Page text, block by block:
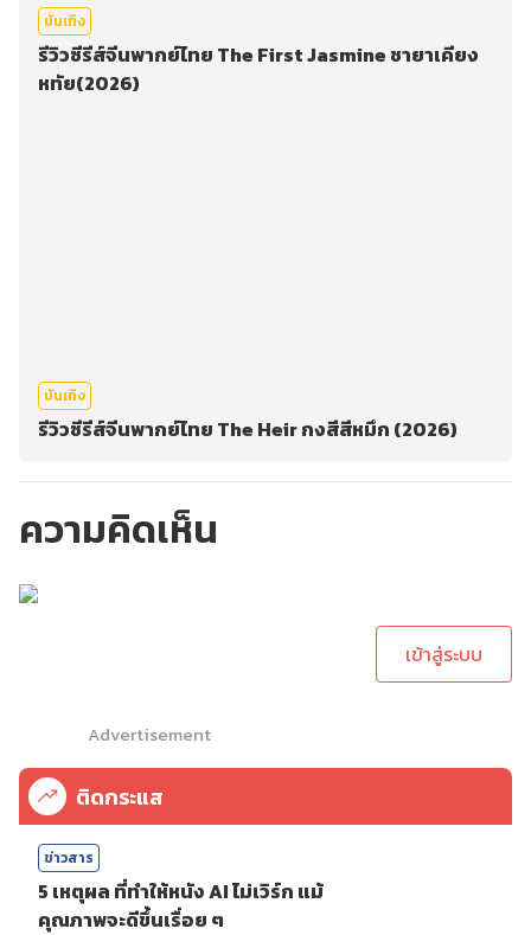
บันเทิง
รีวิวซีรีส์จีนพากย์ไทย The First Jasmine ชายาเคียง
หทัย(2026)
บันเทิง
รีวิวซีรีส์จีนพากย์ไทย The Heir กงสีสีหมึก (2026)
ความคิดเห็น
เข้าสู่ระบบ
Advertisement
ติดกระแส
ข่าวสาร
5 เหตุผล ที่ทำให้หนัง AI ไม่เวิร์ก แม้
คุณภาพจะดีขึ้นเรื่อย ๆ